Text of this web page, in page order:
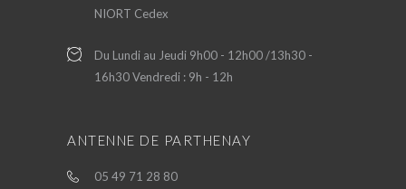
NIORT Cedex
Du Lundi au Jeudi 9h00 - 12h00 /13h30 -
16h30 Vendredi : 9h - 12h
ANTENNE DE PARTHENAY
05 49 71 28 80